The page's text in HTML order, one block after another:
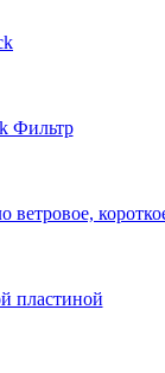
Фильтр
ветровое,
пластиной